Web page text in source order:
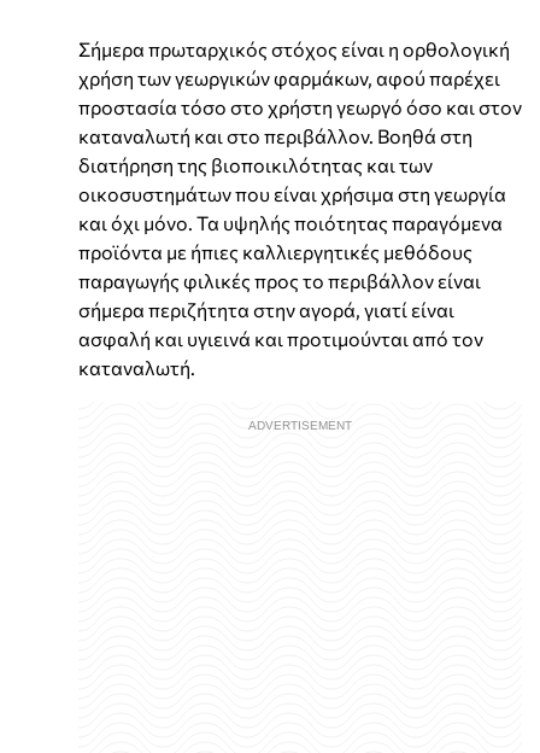
Σήμερα πρωταρχικός στόχος είναι η ορθολογική
χρήση των γεωργικών φαρμάκων, αφού παρέχει
προστασία τόσο στο χρήστη γεωργό όσο και στον
καταναλωτή και στο περιβάλλον. Βοηθά στη
διατήρηση της βιοποικιλότητας και των
οικοσυστημάτων που είναι χρήσιμα στη γεωργία
και όχι μόνο. Τα υψηλής ποιότητας παραγόμενα
προϊόντα με ήπιες καλλιεργητικές μεθόδους
παραγωγής φιλικές προς το περιβάλλον είναι
σήμερα περιζήτητα στην αγορά, γιατί είναι
ασφαλή και υγιεινά και προτιμούνται από τον
καταναλωτή.